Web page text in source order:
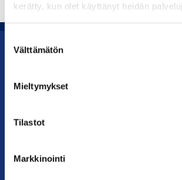
kerätty, kun olet käyttänyt heidän
valinta
Välttämätön
Mieltymykset
Tilastot
Markkinointi